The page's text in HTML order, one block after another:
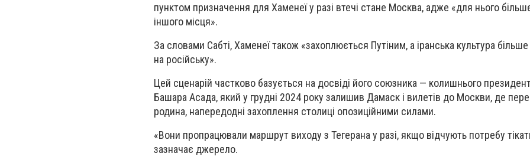
пунктом призначення для Хаменеї у разі втечі стане Москва, адже «для нього
іншого місця».
За словами Сабті, Хаменеї також «захоплюється Путіним, а іранська культура
на російську».
Цей сценарій частково базується на досвіді його союзника — колишнього
Башара Асада, який у грудні 2024 року залишив Дамаск і вилетів до Москви, де
родина, напередодні захоплення столиці опозиційними силами.
«Вони пропрацювали маршрут виходу з Тегерана у разі, якщо відчують потребу
зазначає джерело.